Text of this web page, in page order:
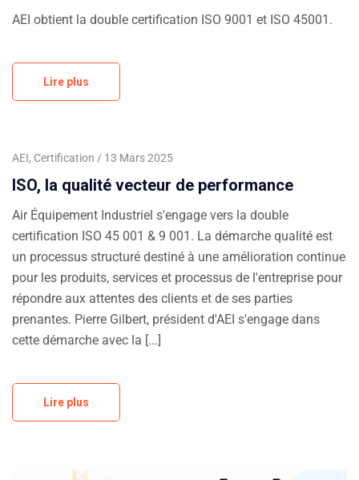
AEI obtient la double certification ISO 9001 et ISO 45001.
Lire plus
AEI, Certification 13 Mars 2025
ISO, la qualité vecteur de performance
Air Équipement Industriel s'engage vers la double
certification ISO 45 001 & 9 001. La démarche qualité est
un processus structuré destiné à une amélioration continue
pour les produits, services et processus de l'entreprise pour
répondre aux attentes des clients et de ses parties
prenantes. Pierre Gilbert, président d'AEI s'engage dans
cette démarche avec la [...]
Lire plus